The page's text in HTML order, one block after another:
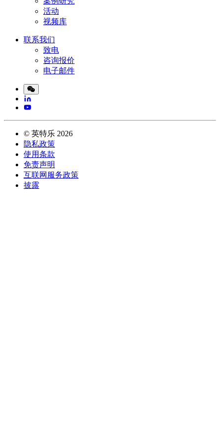
活动
视频库
联系我们
致电
咨询报价
电子邮件
© 英特乐 2026
隐私政策
使用条款
免责声明
互联网服务政策
披露